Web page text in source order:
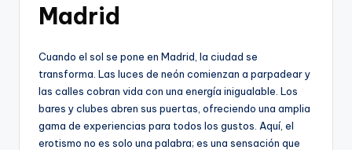
Madrid
Cuando el sol se pone en Madrid, la ciudad se
transforma. Las luces de neón comienzan a parpadear y
las calles cobran vida con una energía inigualable. Los
bares y clubes abren sus puertas, ofreciendo una amplia
gama de experiencias para todos los gustos. Aquí, el
erotismo no es solo una palabra; es una sensación que